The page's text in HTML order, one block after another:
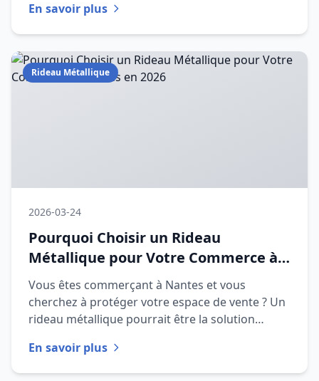
En savoir plus
Rideau Métallique
2026-03-24
Pourquoi Choisir un Rideau
Métallique pour Votre Commerce à
Nantes en 2026
Vous êtes commerçant à Nantes et vous
cherchez à protéger votre espace de vente ? Un
rideau métallique pourrait être la solution
En savoir plus